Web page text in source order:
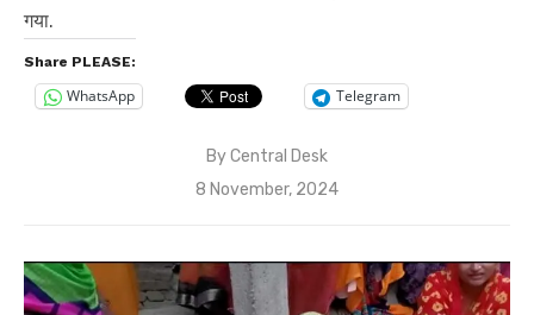
गया.
Share PLEASE:
WhatsApp Telegram
ByCentral Desk
Posted
8 November, 2024